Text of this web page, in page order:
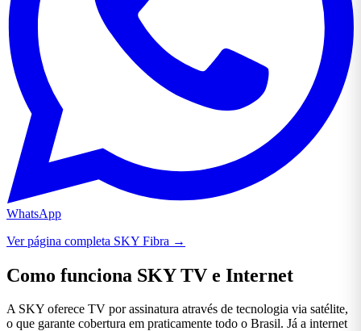
WhatsApp
Ver página completa SKY Fibra →
Como funciona SKY TV e Internet
A SKY oferece TV por assinatura através de tecnologia via satélite,
o que garante cobertura em praticamente todo o Brasil. Já a internet